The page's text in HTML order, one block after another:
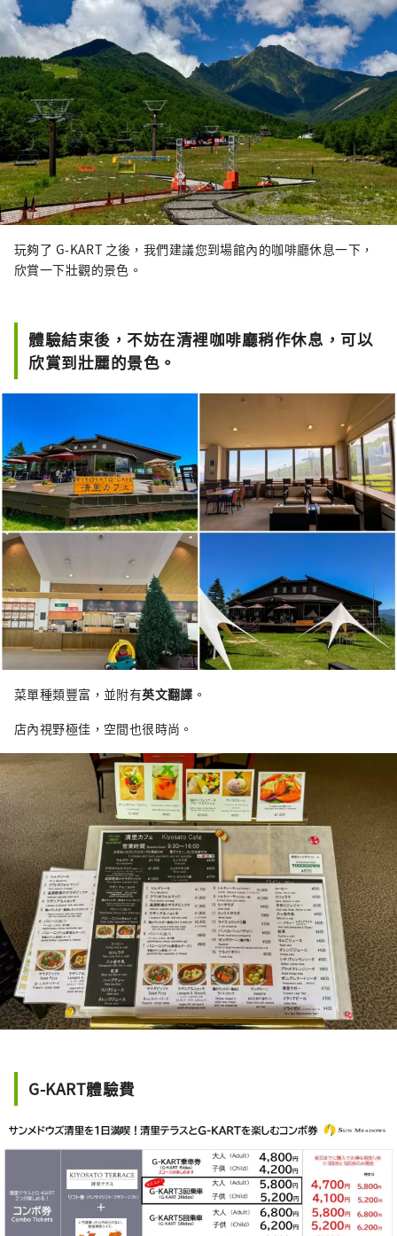
玩夠了 G-KART 之後，我們建議您到場館內的咖啡廳休息一下，
欣賞一下壯觀的景色。
體驗結束後，不妨在清裡咖啡廳稍作休息，可以
欣賞到壯麗的景色。
菜單種類豐富，並附有英文翻譯 。
店內視野極佳，空間也很時尚。
G-KART體驗費